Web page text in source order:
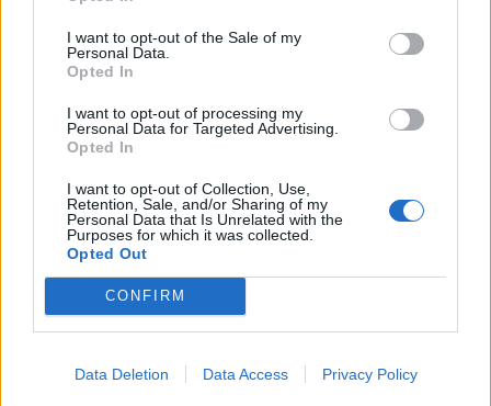
I want to opt-out of the Sale of my
Personal Data.
Opted In
I want to opt-out of processing my
Personal Data for Targeted Advertising.
Opted In
I want to opt-out of Collection, Use,
Retention, Sale, and/or Sharing of my
Personal Data that Is Unrelated with the
Purposes for which it was collected.
Opted Out
CONFIRM
Data Deletion Data Access Privacy Policy
Mettre en place un
tenir est le plus important.
Voici quelques conseils :
Suivre régulièrement vos dépenses : Il est
essentiel de surveiller régulièrement vos
dépenses pour s’assurer que vous restez dans les
limites de vos prévisions. Utilisez un outil de suivi.
Ajuster en fonction des changements : Les
changements de situation financière peuvent
survenir, il est donc important de réviser
régulièrement votre budget et de l’ajuster en
conséquence pour s’assurer qu’il reste efficace.